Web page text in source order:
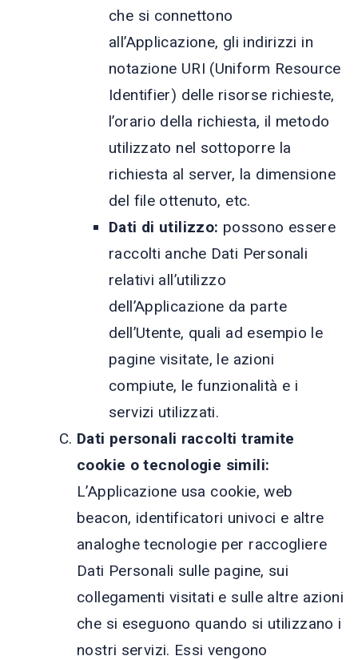
che si connettono
all’Applicazione, gli indirizzi in
notazione URI (Uniform Resource
Identifier) delle risorse richieste,
l’orario della richiesta, il metodo
utilizzato nel sottoporre la
richiesta al server, la dimensione
del file ottenuto, etc.
Dati di utilizzo: possono essere
raccolti anche Dati Personali
relativi all’utilizzo
dell’Applicazione da parte
dell’Utente, quali ad esempio le
pagine visitate, le azioni
compiute, le funzionalità e i
servizi utilizzati.
Dati personali raccolti tramite
cookie o tecnologie simili:
L’Applicazione usa cookie, web
beacon, identificatori univoci e altre
analoghe tecnologie per raccogliere
Dati Personali sulle pagine, sui
collegamenti visitati e sulle altre azioni
che si eseguono quando si utilizzano i
nostri servizi. Essi vengono